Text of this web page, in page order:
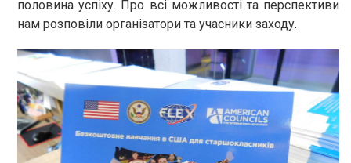
половина успіху. Про всі можливості та перспективи
нам розповіли організатори та учасники заходу.